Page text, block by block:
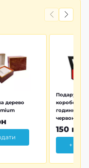
дерево
коробочка
годинника
червона
150 грн
+